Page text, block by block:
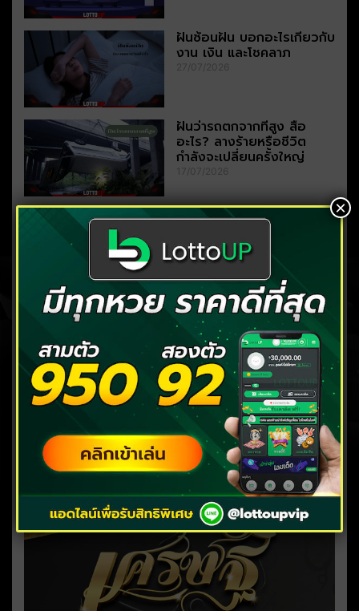
ฝันซ้อนฝัน บอกอะไรเกี่ยวกับ
งาน เงิน และโชคลาภ
27/07/2026
ฝันว่ารถตกจากที่สูง สื่อ
อะไร? ลางร้ายหรือชีวิต
กำลังจะเปลี่ยนครั้งใหญ่
17/07/2026
ฝันว่าเหยียบขี้หมา
ถอดรหัสความฝันพร้อมเลข
เด็ด
ฝันว่าเมา ความฝันนี้กำลังส่ง
สัญญาณอะไรถึงคุณ
06/07/2026
ฝันว่าคลอดลูกผู้หญิง เปิด
ความหมายครบทุกมิติ พร้อม
เลขเด็ด
30/06/2026
×